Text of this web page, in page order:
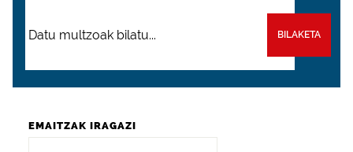
BILAKETA
EMAITZAK IRAGAZI